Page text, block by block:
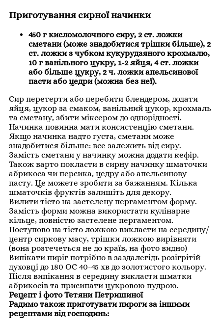
Приготування сирної начинки
450 г кисломолочного сиру, 2 ст. ложки
сметани (може знадобитися трішки більше), 2
ст. ложки з чубком кукурудзяного крохмалю,
10 г ванільного цукру, 1-2 яйця, 4 ст. ложки
або більше цукру, 2 ч. ложки апельсинової
пасти або цедри (можна без неї).
Сир перетерти або перебити блендером, додати
яйця, цукор за смаком, ванільний цукор, крохмаль
та сметану, збити міксером до однорідності.
Начинка повинна мати консистенцію сметани.
Якщо начинка надто густа, сметани може
знадобитися більше: все залежить від сиру.
Замість сметани у начинку можна додати кефір.
Також варто покласти в сирну начинку шматочки
абрикоса чи персика, цедру або апельсинову
пасту. Це можете зробити за бажанням. Кілька
шматочків фруктів залишіть для декору.
Вилити тісто на застелену пергаментом форму.
Замість форми можна використати кулінарне
кільце, повністю застелене пергаментом.
Поступово на тісто ложкою викласти на середину/
центр сиркову масу, трішки ложкою вирівняти
(вона розтечеться не до країв, на фото видно)
Випікати пиріг потрібно в заздалегідь розігрітій
духовці до 180 ОС 40-45 хв до золотистого кольору.
Після випікання в середину викласти шматки
абрикосів та присипати цукровою пудрою.
Рецепт і фото Тетяни Петришиної
Радимо також приготувати пироги за іншими
рецептами від господинь: